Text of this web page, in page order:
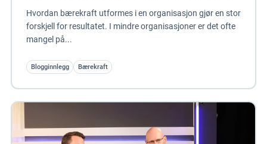
Hvordan bærekraft utformes i en organisasjon gjør en stor
forskjell for resultatet. I mindre organisasjoner er det ofte
mangel på...
Blogginnlegg Bærekraft